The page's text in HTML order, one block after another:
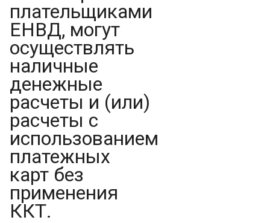
плательщиками
ЕНВД, могут
осуществлять
наличные
денежные
расчеты и (или)
расчеты с
использованием
платежных
карт без
применения
ККТ.